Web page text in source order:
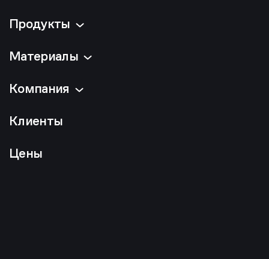
Продукты
Материалы
Компания
Клиенты
Цены